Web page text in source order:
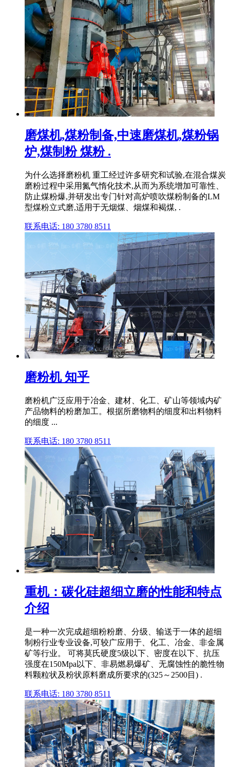
磨煤机,煤粉制备,中速磨煤机,煤粉锅
炉,煤制粉 煤粉 .
为什么选择磨粉机 重工经过许多研究和试验,在混合煤炭
磨粉过程中采用氮气惰化技术,从而为系统增加可靠性、
防止煤粉爆,并研发出专门针对高炉喷吹煤粉制备的LM
型煤粉立式磨,适用于无烟煤、烟煤和褐煤, .
联系电话: 180 3780 8511
磨粉机 知乎
磨粉机广泛应用于冶金、建材、化工、矿山等领域内矿
产品物料的粉磨加工。根据所磨物料的细度和出料物料
的细度 ...
联系电话: 180 3780 8511
重机：碳化硅超细立磨的性能和特点
介绍
是一种一次完成超细粉粉磨、分级、输送于一体的超细
制粉行业专业设备,可较广应用于、化工、冶金、非金属
矿等行业。 可将莫氏硬度5级以下、密度在以下、抗压
强度在150Mpa以下、非易燃易爆矿、无腐蚀性的脆性物
料颗粒状及粉状原料磨成所要求的(325～2500目) .
联系电话: 180 3780 8511